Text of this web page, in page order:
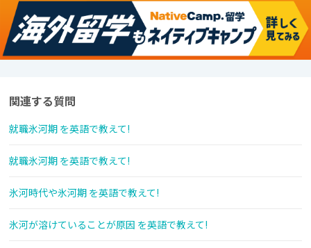
関連する質問
就職氷河期 を英語で教えて!
就職氷河期 を英語で教えて!
氷河時代や氷河期 を英語で教えて!
氷河が溶けていることが原因 を英語で教えて!